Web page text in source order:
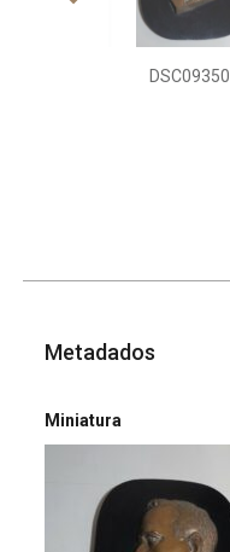
DSC09350
Metadados
Miniatura